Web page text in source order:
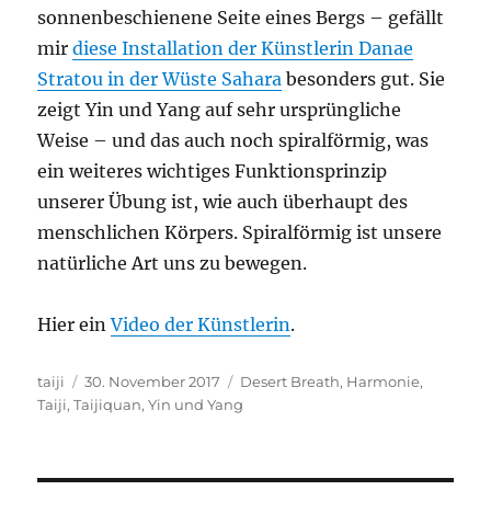
sonnenbeschienene Seite eines Bergs – gefällt
mirdiese Installation der Künstlerin Danae
Stratou in der Wüste Sahara besonders gut. Sie
zeigt Yin und Yang auf sehr ursprüngliche
Weise – und das auch noch spiralförmig, was
ein weiteres wichtiges Funktionsprinzip
unserer Übung ist, wie auch überhaupt des
menschlichen Körpers. Spiralförmig ist unsere
natürliche Art uns zu bewegen.
Hier einVideo der Künstlerin.
Autor
taiji
Veröffentlicht
am
30. November 2017 Schlagwörter
Desert Breath, Harmonie,
Taiji,Taijiquan,Yin und Yang